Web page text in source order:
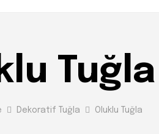
Tuğla
Dekoratif Tuğla Oluklu Tuğla